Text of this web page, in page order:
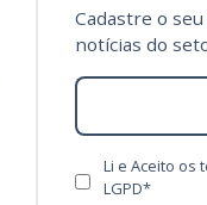
Cadastre o
notícias do
Li e Aceito os
LGPD*